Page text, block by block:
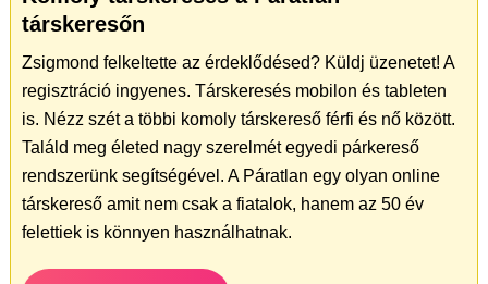
társkeresőn
Zsigmond felkeltette az érdeklődésed? Küldj üzenetet! A
regisztráció ingyenes. Társkeresés mobilon és tableten
is. Nézz szét a többi komoly társkereső férfi és nő között.
Találd meg életed nagy szerelmét egyedi párkereső
rendszerünk segítségével. A Páratlan egy olyan online
társkereső amit nem csak a fiatalok, hanem az 50 év
felettiek is könnyen használhatnak.